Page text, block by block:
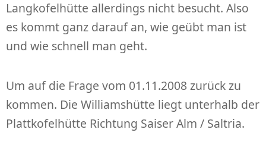
Langkofelhütte allerdings nicht besucht. Also
es kommt ganz darauf an, wie geübt man ist
und wie schnell man geht.
Um auf die Frage vom 01.11.2008 zurück zu
kommen. Die Williamshütte liegt unterhalb der
Plattkofelhütte Richtung Saiser Alm / Saltria.